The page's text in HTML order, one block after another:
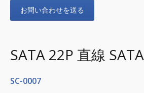
お問い合わせを送る
SATA 22P 直線
SC-0007